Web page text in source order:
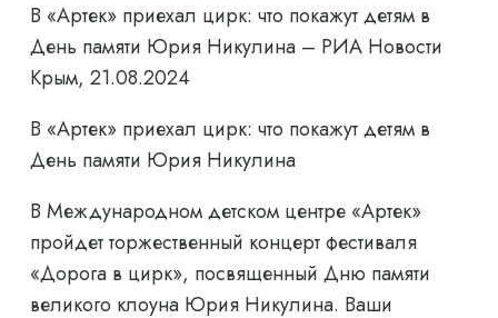
В «Артек» приехал цирк: что покажут детям в
День памяти Юрия Никулина – РИА Новости
Крым, 21.08.2024
В «Артек» приехал цирк: что покажут детям в
День памяти Юрия Никулина
В Международном детском центре «Артек»
пройдет торжественный концерт фестиваля
«Дорога в цирк», посвященный Дню памяти
великого клоуна Юрия Никулина. Ваши